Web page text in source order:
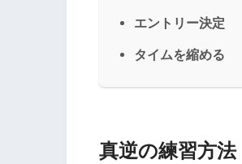
エントリー決定
タイムを縮める
真逆の練習方法